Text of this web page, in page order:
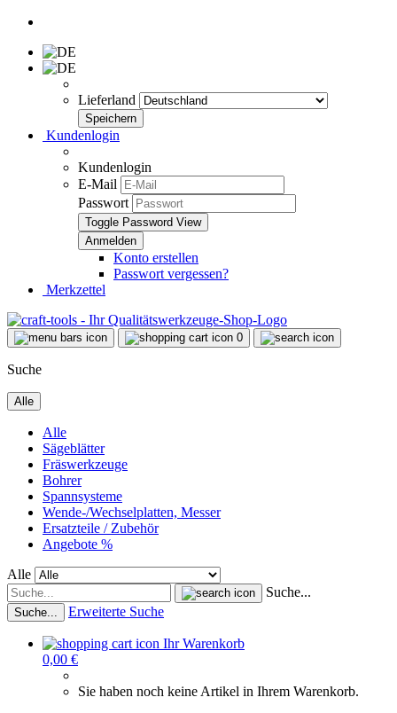
Lieferland
Kundenlogin
Kundenlogin
E-Mail
Passwort
Toggle Password View
Konto erstellen
Passwort vergessen?
Merkzettel
0
Suche
Alle
Alle
Sägeblätter
Fräswerkzeuge
Bohrer
Spannsysteme
Wende-/Wechselplatten, Messer
Ersatzteile / Zubehör
Angebote %
Alle
Suche...
Suche... Erweiterte Suche
Ihr Warenkorb
0,00 €
Sie haben noch keine Artikel in Ihrem Warenkorb.